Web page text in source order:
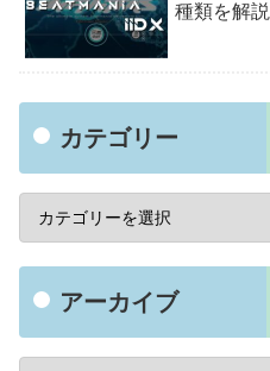
カテゴリー
アーカイブ